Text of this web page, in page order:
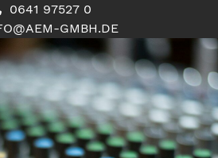
0641 97527 0
GMBH.DE